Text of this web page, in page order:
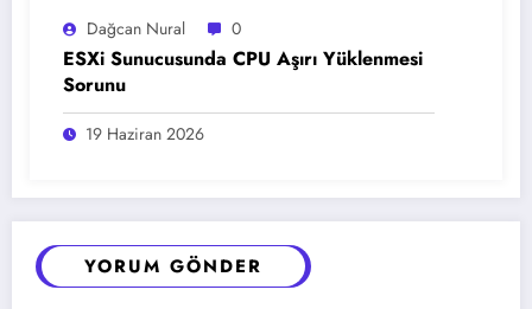
Dağcan Nural 0
ESXi Sunucusunda CPU Aşırı Yüklenmesi
Sorunu
19 Haziran 2026
YORUM GÖNDER